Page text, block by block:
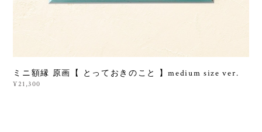
ミニ額縁 原画【 とっておきのこと 】medium size ver.
¥21,300